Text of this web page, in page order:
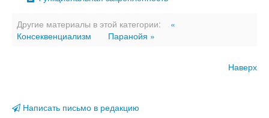
Другие материалы в этой категории:
«
Консеквенциализм
Паранойя »
Наверх
Написать письмо в редакцию